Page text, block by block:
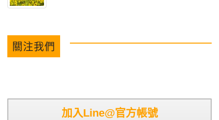
關注我們
加入Line@官方帳號